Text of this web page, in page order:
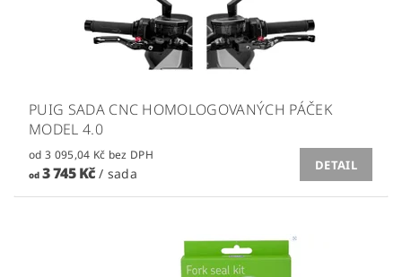
PUIG SADA CNC HOMOLOGOVANÝCH PÁČEK
MODEL 4.0
od 3 095,04 Kč bez DPH
od3 745 Kč/ sada
DETAIL